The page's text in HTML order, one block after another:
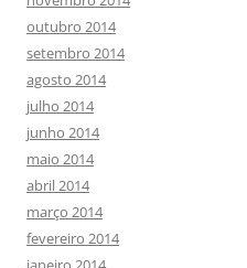
outubro 2014
setembro 2014
agosto 2014
julho 2014
junho 2014
maio 2014
abril 2014
março 2014
fevereiro 2014